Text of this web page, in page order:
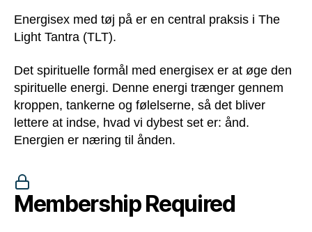
Energisex med tøj på er en central praksis i The
Light Tantra (TLT).
Det spirituelle formål med energisex er at øge den
spirituelle energi. Denne energi trænger gennem
kroppen, tankerne og følelserne, så det bliver
lettere at indse, hvad vi dybest set er: ånd.
Energien er næring til ånden.
Membership Required